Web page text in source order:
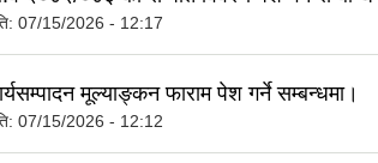
07/15/2026 - 12:17
मूल्याङ्कन फाराम पेश गर्ने सम्बन्धमा।
07/15/2026 - 12:12